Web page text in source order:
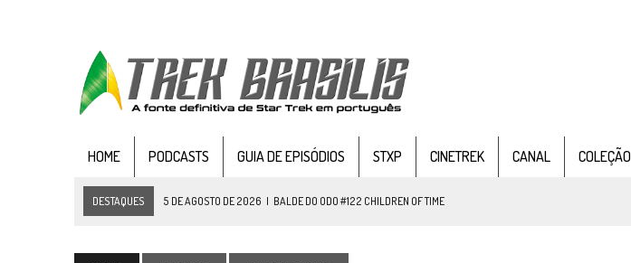
HOME PODCASTS GUIA DE EPISÓDIOS STXP CINETREK CANAL COLEÇÃO
DESTAQUES 5 DE AGOSTO DE 2026 | BALDE DO ODO #122 CHILDREN OF TIME